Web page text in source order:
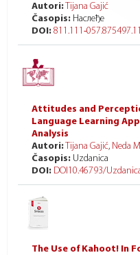
Autori: Tijana Gajić
Časopis: Наслеђе
DOI: 811.111‑057.875497.11
Attitudes and
Language Learning
Analysis
Autori: Tijana Gajić, Neda
Časopis: Uzdanica
DOI: DOI10.46793/
The Use of Kahoot! In